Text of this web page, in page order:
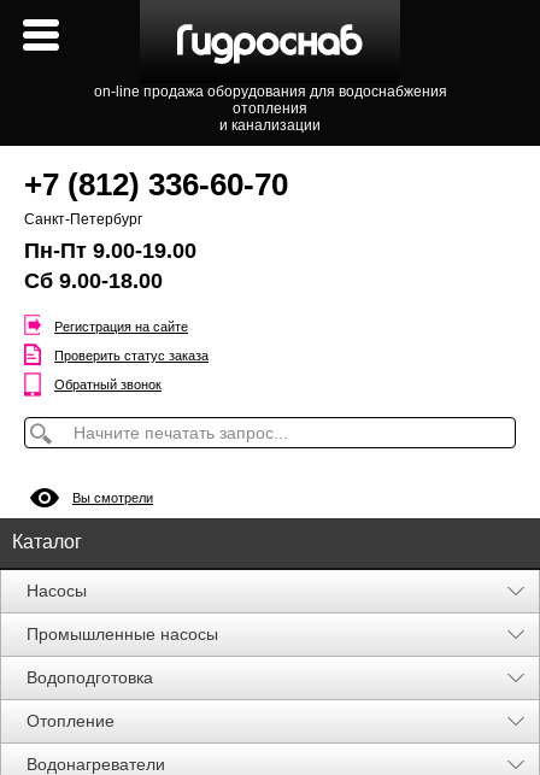
on-line продажа оборудования для водоснабжения
отопления
и канализации
+7 (812) 336-60-70
Санкт-Петербург
Пн-Пт 9.00-19.00
Сб 9.00-18.00
Регистрация на сайте
Проверить статус заказа
Обратный звонок
Вы смотрели
Каталог
Насосы
Промышленные насосы
Водоподготовка
Отопление
Водонагреватели